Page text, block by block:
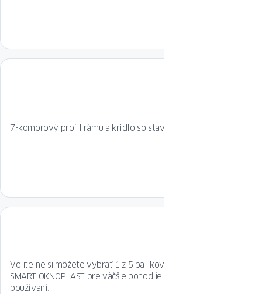
7-komorový profil rámu a krídlo so stavebnou hĺbkou 82 mm.
Voliteľne si môžete vybrať 1 z 5 balíkov diaľkového ovládania
SMART OKNOPLAST pre väčšie pohodlie pri každodennom
používaní.